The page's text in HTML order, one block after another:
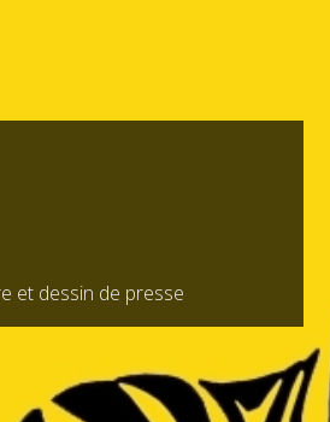
et dessin de presse